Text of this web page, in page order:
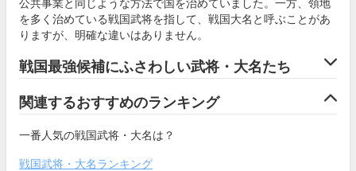
公共事業と同じような方法で国を治めていました。一方、領地
を多く治めている戦国武将を指して、戦国大名と呼ぶことがあ
りますが、明確な違いはありません。
戦国最強候補にふさわしい武将・大名たち
関連するおすすめのランキング
一番人気の戦国武将・大名は？
戦国武将・大名ランキング